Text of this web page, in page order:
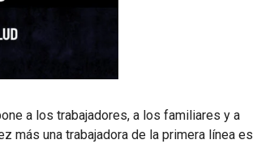
a los trabajadores, a los familiares y a
más una trabajadora de la primera línea es